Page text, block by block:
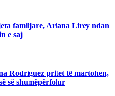
familjare, Ariana Lirey ndan
e saj
Rodríguez pritet të martohen,
së shumëpërfolur